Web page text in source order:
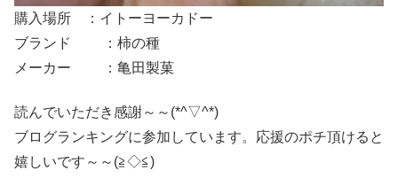
購入場所 ：イトーヨーカドー
ブランド ：柿の種
メーカー ：亀田製菓
読んでいただき感謝～～(*^▽^*)
ブログランキングに参加しています。応援のポチ頂けると
嬉しいです～～(≧◇≦)